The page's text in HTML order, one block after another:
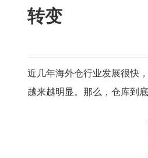
转变
近几年海外仓行业发展很快
越来越明显。那么，仓库到